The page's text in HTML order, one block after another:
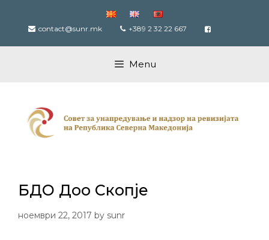
content contact@sunr.mk +389 2 32 22 667
Menu
БДО Доо Скопје
ноември 22, 2017 by sunr